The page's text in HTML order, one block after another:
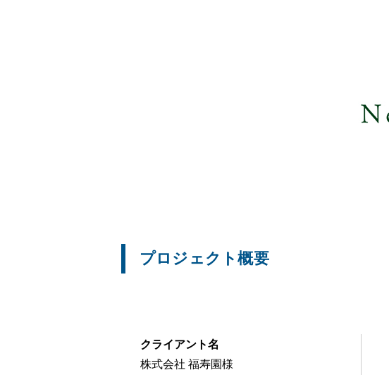
プロジェクト概要
クライアント名
株式会社 福寿園様